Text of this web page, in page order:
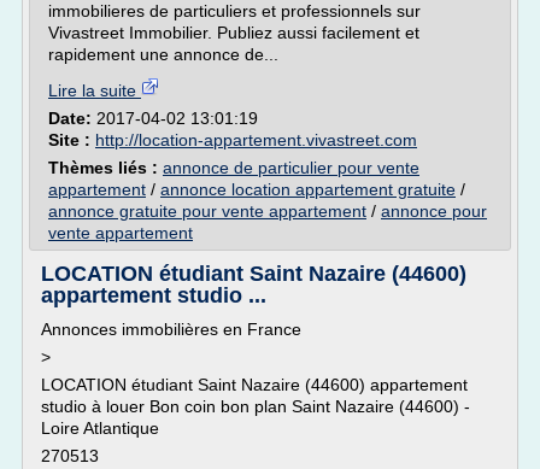
immobilieres de particuliers et professionnels sur
Vivastreet Immobilier. Publiez aussi facilement et
rapidement une annonce de...
Lire la suite
Date: 2017-04-02 13:01:19
Site : http://location-appartement.vivastreet.com
Thèmes liés : annonce de particulier pour vente
appartement / annonce location appartement gratuite /
annonce gratuite pour vente appartement / annonce pour
vente appartement
LOCATION étudiant Saint Nazaire (44600)
appartement studio ...
Annonces immobilières en France
>
LOCATION étudiant Saint Nazaire (44600) appartement
studio à louer Bon coin bon plan Saint Nazaire (44600) -
Loire Atlantique
270513